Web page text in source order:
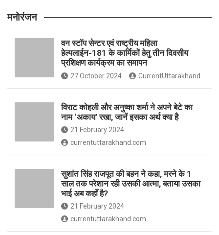
मनोरंजन
वन स्टॉप सेन्टर एवं राष्ट्रीय महिला
हेल्पलाईन-181 के कार्मिकों हेतु तीन दिवसीय
प्रशिक्षण कार्यक्रम का समापन
27 October 2024 CurrentUttarakhand
विराट कोहली और अनुष्का शर्मा ने अपने बेटे का
नाम ‘अकाय’ रखा, जानें इसका अर्थ क्‍या है
21 February 2024
currentuttarakhand.com
सुशांत सिंह राजपूत की बहन ने कहा, मरने के 1
साल तक परेशान रही उसकी आत्मा, बताया उसका
भाई अब कहाँ है?
21 February 2024
currentuttarakhand.com